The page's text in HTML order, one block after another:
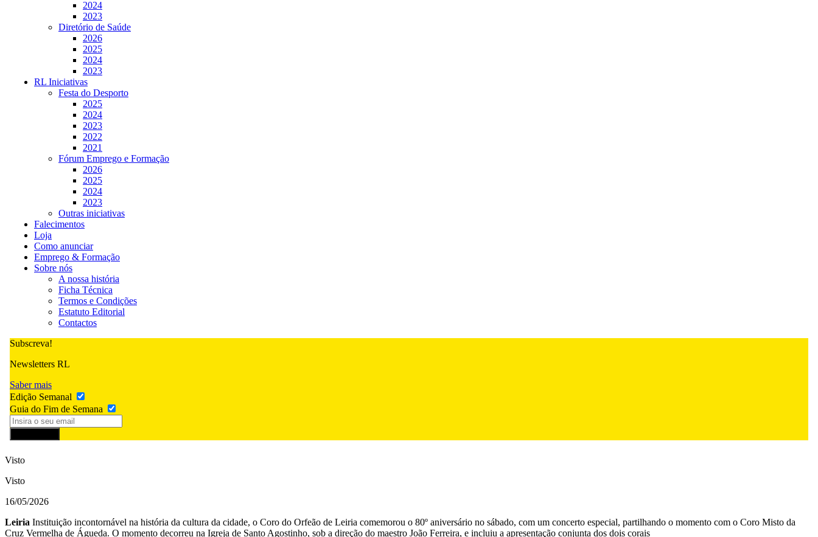
2024
2023
Diretório de Saúde
2026
2025
2024
2023
RL Iniciativas
Festa do Desporto
2025
2024
2023
2022
2021
Fórum Emprego e Formação
2026
2025
2024
2023
Outras iniciativas
Falecimentos
Loja
Como anunciar
Emprego & Formação
Sobre nós
A nossa história
Ficha Técnica
Termos e Condições
Estatuto Editorial
Contactos
Subscreva!
Newsletters RL
Saber mais
Edição Semanal
Guia do Fim de Semana
Visto
Visto
16/05/2026
Leiria Instituição incontornável na história da cultura da cidade, o Coro do Orfeão de Leiria comemorou o 80º aniversário no sábado, com um concerto especial, partilhando o momento com o Coro Misto da
Cruz Vermelha de Águeda. O momento decorreu na Igreja de Santo Agostinho, sob a direção do maestro João Ferreira, e incluiu a apresentação conjunta dos dois corais